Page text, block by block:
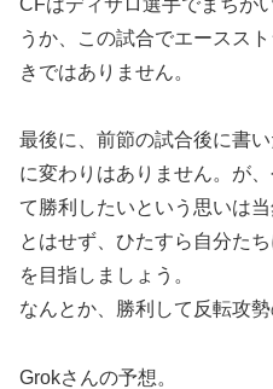
CFはディサロ選手でまちが
うか、この試合でエースス
きではありません。
最後に、前節の試合後に書
に変わりはありません。が
て勝利したいという思いは
とはせず、ひたすら自分た
を目指しましょう。
なんとか、勝利して反転攻勢
Grokさんの予想。